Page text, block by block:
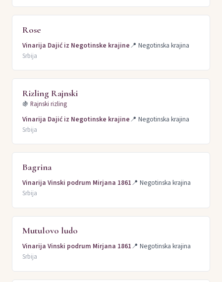
Rose
Vinarija Dajić iz Negotinske krajine📍 Negotinska krajina
Srbija
Rizling Rajnski
🍇 Rajnski rizling
Vinarija Dajić iz Negotinske krajine📍 Negotinska krajina
Srbija
Bagrina
Vinarija Vinski podrum Mirjana 1861📍 Negotinska krajina
Srbija
Mutulovo ludo
Vinarija Vinski podrum Mirjana 1861📍 Negotinska krajina
Srbija